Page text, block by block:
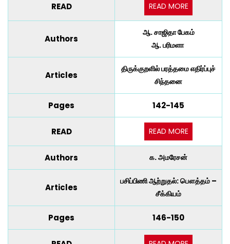
READ READ MORE
Authors
ஆ. சாஜிதா பேகம்
ஆ. பரிமளா
Articles
திருக்குறளில் பரத்தமை எதிர்ப்புச்
சிந்தனை
Pages 142-145
READ READ MORE
Authors க. அமரேசன்
Articles
பசிப்பிணி ஆற்றுதல்: பௌத்தம் –
சீக்கியம்
Pages 146-150